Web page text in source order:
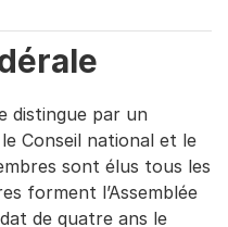
distingue par un
Conseil national et le
sont élus tous les
forment l’Assemblée
de quatre ans le